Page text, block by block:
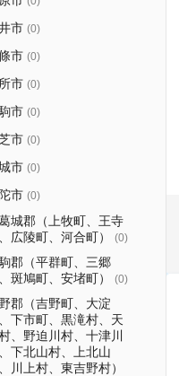
市 (0)
市 (0)
市 (0)
市 (0)
市 (0)
市 (0)
市 (0)
城郡（上牧町、王寺
広陵町、河合町）
(0)
郡（平群町、三郷
斑鳩町、安堵町）
(0)
郡（吉野町、大淀
下市町、黒滝村、天
、野迫川村、十津川
下北山村、上北山
川上村、東吉野村）